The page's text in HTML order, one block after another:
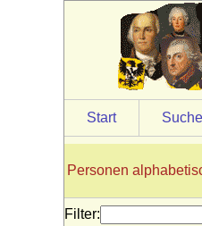
Start
Personen
Filter:
Beatriz de Portugal
* 1347; + 1381
Beatriz de Vilhena
* um 1480; + 1535
Beatriz Pimentel y
(Bechtold von
* 25.10.1803; + 25.06.1890
Behrend Friedrich
* 03.06.1740; + 19.09.1793